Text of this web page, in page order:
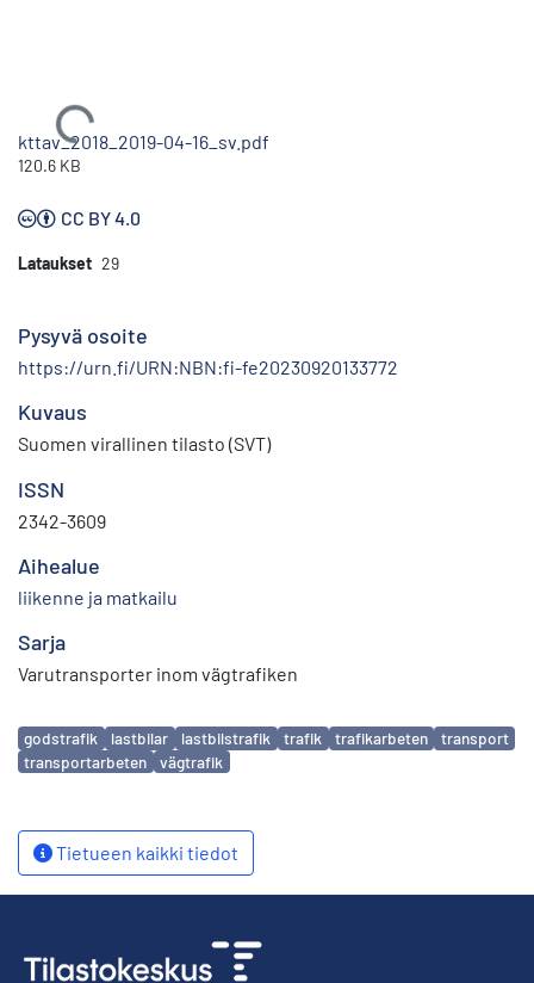
Ladataan...
kttav_2018_2019-04-16_sv.pdf
120.6 KB
CC BY 4.0
Lataukset 29
Pysyvä osoite
https://urn.fi/URN:NBN:fi-fe20230920133772
Kuvaus
Suomen virallinen tilasto (SVT)
ISSN
2342-3609
Aihealue
liikenne ja matkailu
Sarja
Varutransporter inom vägtrafiken
Avainsanat
godstrafik lastbilar lastbilstrafik trafik trafikarbeten
transport
transportarbeten
vägtrafik
Tietueen kaikki tiedot